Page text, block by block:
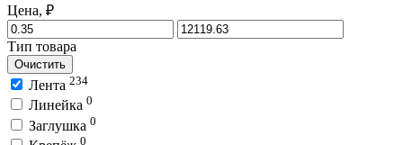
Цена, ₽
Тип товара
Очистить
Лента 234
Линейка 0
Заглушка 0
0